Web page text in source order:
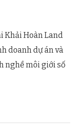
Khải Hoàn Land
doanh dự án và
nghề môi giới số